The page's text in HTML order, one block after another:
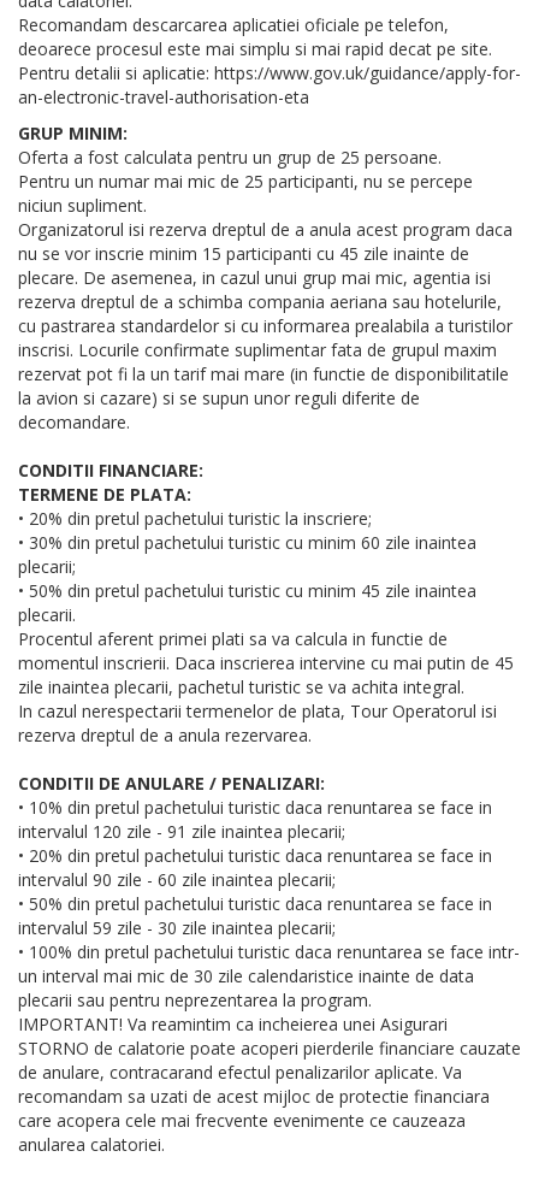
Recomandam descarcarea aplicatiei oficiale pe telefon,
deoarece procesul este mai simplu si mai rapid decat pe site.
Pentru detalii si aplicatie: https://www.gov.uk/guidance/apply-for-
an-electronic-travel-authorisation-eta
GRUP MINIM:
Oferta a fost calculata pentru un grup de 25 persoane.
Pentru un numar mai mic de 25 participanti, nu se percepe
niciun supliment.
Organizatorul isi rezerva dreptul de a anula acest program daca
nu se vor inscrie minim 15 participanti cu 45 zile inainte de
plecare. De asemenea, in cazul unui grup mai mic, agentia isi
rezerva dreptul de a schimba compania aeriana sau hotelurile,
cu pastrarea standardelor si cu informarea prealabila a turistilor
inscrisi. Locurile confirmate suplimentar fata de grupul maxim
rezervat pot fi la un tarif mai mare (in functie de disponibilitatile
la avion si cazare) si se supun unor reguli diferite de
decomandare.
CONDITII FINANCIARE:
TERMENE DE PLATA:
• 20% din pretul pachetului turistic la inscriere;
• 30% din pretul pachetului turistic cu minim 60 zile inaintea
plecarii;
• 50% din pretul pachetului turistic cu minim 45 zile inaintea
plecarii.
Procentul aferent primei plati sa va calcula in functie de
momentul inscrierii. Daca inscrierea intervine cu mai putin de 45
zile inaintea plecarii, pachetul turistic se va achita integral.
In cazul nerespectarii termenelor de plata, Tour Operatorul isi
rezerva dreptul de a anula rezervarea.
CONDITII DE ANULARE / PENALIZARI:
• 10% din pretul pachetului turistic daca renuntarea se face in
intervalul 120 zile - 91 zile inaintea plecarii;
• 20% din pretul pachetului turistic daca renuntarea se face in
intervalul 90 zile - 60 zile inaintea plecarii;
• 50% din pretul pachetului turistic daca renuntarea se face in
intervalul 59 zile - 30 zile inaintea plecarii;
• 100% din pretul pachetului turistic daca renuntarea se face intr-
un interval mai mic de 30 zile calendaristice inainte de data
plecarii sau pentru neprezentarea la program.
IMPORTANT! Va reamintim ca incheierea unei Asigurari
STORNO de calatorie poate acoperi pierderile financiare cauzate
de anulare, contracarand efectul penalizarilor aplicate. Va
recomandam sa uzati de acest mijloc de protectie financiara
care acopera cele mai frecvente evenimente ce cauzeaza
anularea calatoriei.